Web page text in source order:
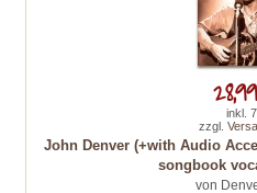
John Denver (+with Audio
songbook
von
inkl.
zzgl.